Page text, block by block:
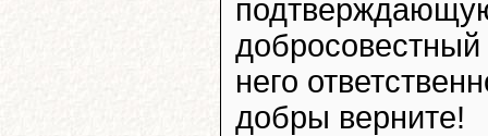
добросовестный
него
добры верните!